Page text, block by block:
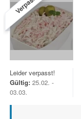
Leider verpasst!
Gültig: 25.02. -
03.03.